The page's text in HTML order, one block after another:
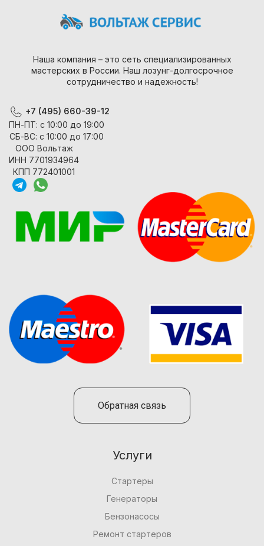
Наша компания – это сеть специализированных
мастерских в России. Наш лозунг-долгосрочное
сотрудничество и надежность!
+7 (495) 660-39-12
ПН-ПТ: с 10:00 до 19:00
СБ-ВС: с 10:00 до 17:00
ООО Вольтаж
ИНН 7701934964
КПП 772401001
Обратная связь
Услуги
Стартеры
Генераторы
Бензонасосы
Ремонт стартеров